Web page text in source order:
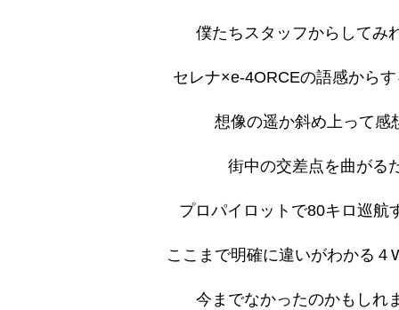
僕たちスタッフからしてみ
セレナ×e-4ORCEの語感から
想像の遥か斜め上って感
街中の交差点を曲がる
プロパイロットで80キロ巡航
ここまで明確に違いがわかる４
今までなかったのかもしれ